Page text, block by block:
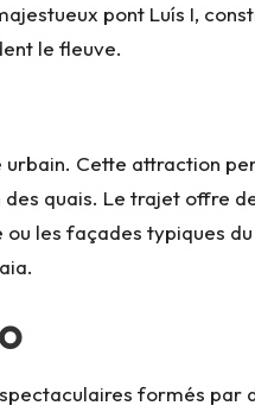
pont Luís I,
le fleuve.
Cette attraction
quais. Le trajet offre
les façades typiques
formés par